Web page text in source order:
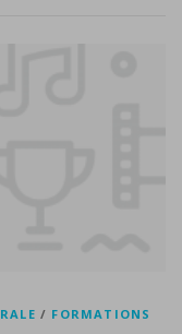
/ FORMATIONS